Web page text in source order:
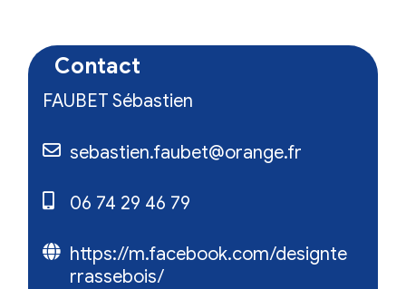
Contact
FAUBET Sébastien
sebastien.faubet@orange.fr
06 74 29 46 79
https://m.facebook.com/designte
rrassebois/